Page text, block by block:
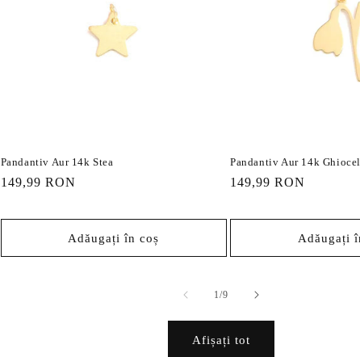
Pandantiv Aur 14k Stea
Preț
149,99 RON
Adăugați în coș
Pandantiv Aur 14k
Preț
149,99 RON
Adăugați
1/din
9
Afișați tot